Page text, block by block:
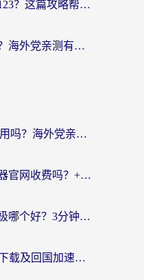
人在海外想注册交管12123？这篇攻略帮你搞定（附回国加速神器）
优酷访问受限怎么解决？海外党亲测有效的回国加速方案
雷神手游和FlashBack好用吗？海外党亲测指南，避开破解版坑轻松访问国内资源
海外党解惑：归雁加速器官网收费吗？+3个回国加速问题的真实答案
海外党必看：云极和云极哪个好？3分钟选对回国加速器，无缝访问国内资源
海外党必看：电脑VPN下载及回国加速器选择指南——无缝访问国内资源不再难